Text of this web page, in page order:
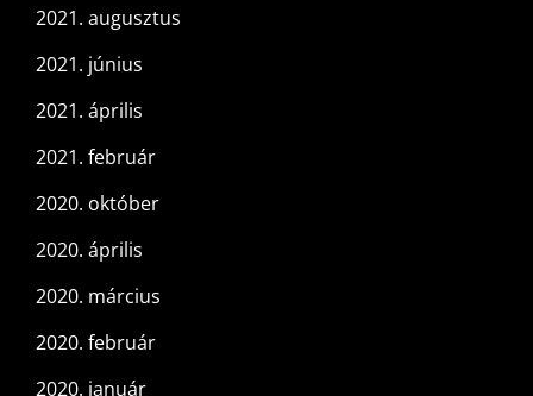
2021. augusztus
2021. június
2021. április
2021. február
2020. október
2020. április
2020. március
2020. február
2020. január